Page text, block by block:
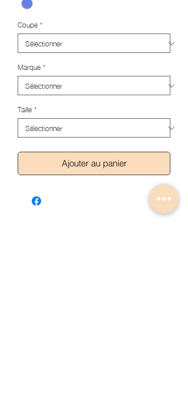
Coupe*
Marque*
Taille*
Ajouter au panier